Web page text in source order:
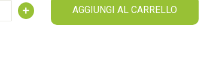
AGGIUNGI AL CARRELLO